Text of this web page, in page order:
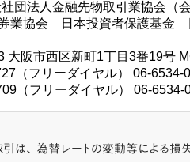
団法人金融先物取引業協会（
業協会 日本投資者保護基金
大阪市西区新町1丁目3番19号
（フリーダイヤル） 06-6534-
（フリーダイヤル） 06-6534-